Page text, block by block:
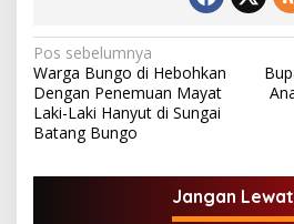
N
a
v
i
g
Pos sebelumnya
Warga Bungo di Hebohkan
Dengan Penemuan Mayat
Laki-Laki Hanyut di Sungai
Batang Bungo
Jangan